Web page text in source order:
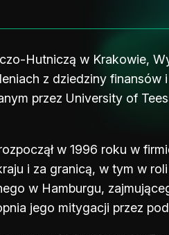
Hutniczą w Krakowie,
z dziedziny finansów
przez University of
w 1996 roku w
i za granicą, w tym w
w Hamburgu,
jego mitygacji przez